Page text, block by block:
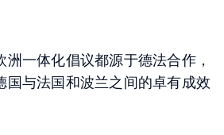
一体化倡议都源于德法合作，
与法国和波兰之间的卓有成效